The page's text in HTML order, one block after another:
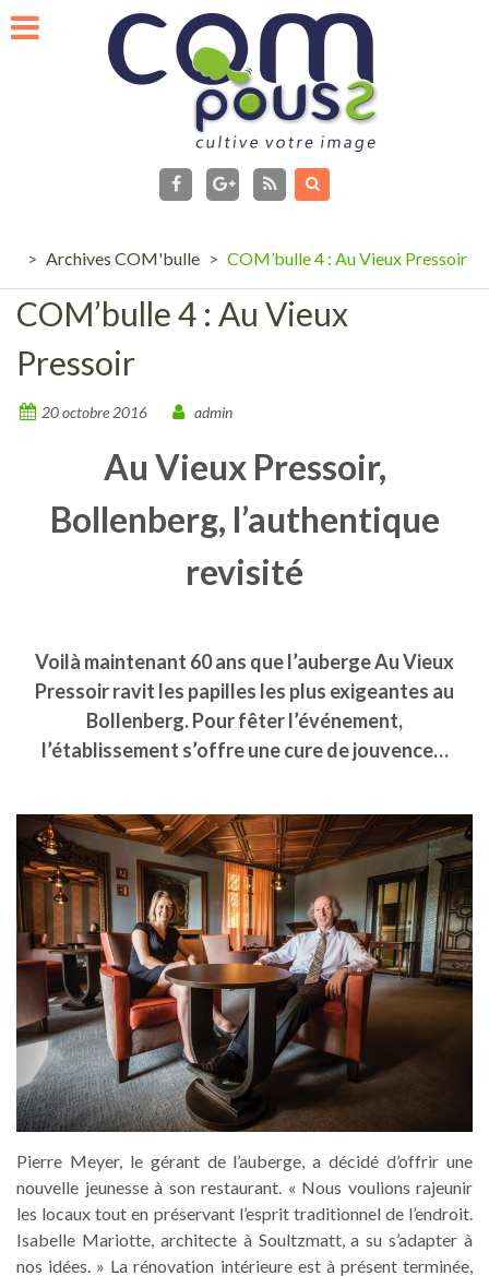
Skip
to
facebook
Flux
> Archives COM'bulle > COM’bulle 4 : Au Vieux Pressoir
COM’bulle 4 : Au Vieux
Pressoir
20 octobre 2016 admin
Au Vieux Pressoir,
Bollenberg, l’authentique
revisité
Voilà maintenant 60 ans que l’auberge Au Vieux
Pressoir ravit les papilles les plus exigeantes au
Bollenberg. Pour fêter l’événement,
l’établissement s’offre une cure de jouvence…
Pierre Meyer, le gérant de l’auberge, a décidé d’offrir une
nouvelle jeunesse à son restaurant. « Nous voulions rajeunir
les locaux tout en préservant l’esprit traditionnel de l’endroit.
Isabelle Mariotte, architecte à Soultzmatt, a su s’adapter à
nos idées. » La rénovation intérieure est à présent terminée,